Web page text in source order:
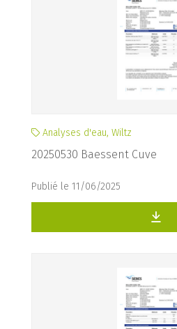
Analyses d'eau, Wiltz
20250530 Baessent Cuve
Publié le 11/06/2025